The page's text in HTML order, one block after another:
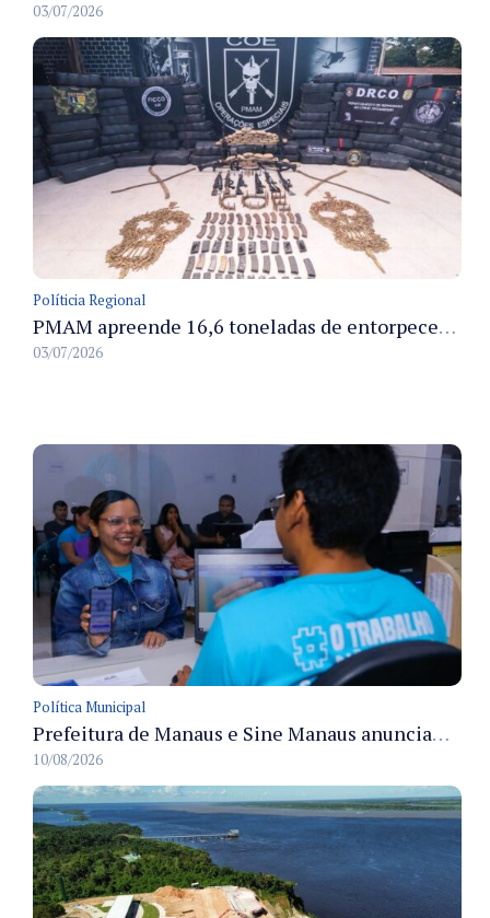
03/07/2026
Políticia Regional
PMAM apreende 16,6 toneladas de entorpecentes e registra aumento nas prisões em flagrante e nas capturas de foragidos no primeiro semestre de 2026
03/07/2026
Política Municipal
Prefeitura de Manaus e Sine Manaus anunciam 508 vagas de emprego com atendimento presencial nesta terça–feira
10/08/2026